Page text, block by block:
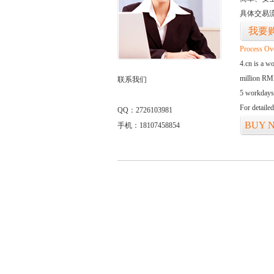
联系我们
QQ：2726103981
手机：18107458854
具体交易
我要
Process
4.cn is a
million
5
For
BUY